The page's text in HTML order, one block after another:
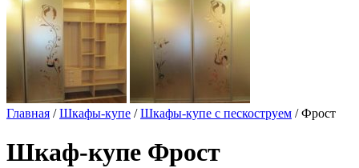
Главная /Шкафы-купе /Шкафы-купе с пескоструем / Фрост
Шкаф-купе Фрост